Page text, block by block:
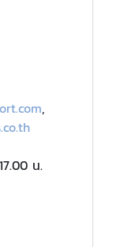
,
น.